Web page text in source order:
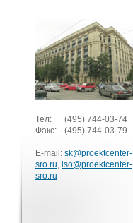
Тел: (495) 744-03-74
Факс:
(495) 744-03-79
E-mail: sk@proektcenter-
sro.ru, iso@proektcenter-
sro.ru